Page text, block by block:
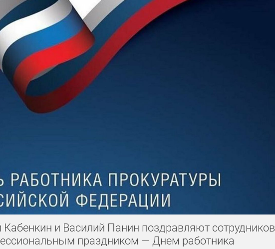
Кабенкин и Василий Панин поздравляют сотрудников
праздником — Днем работника